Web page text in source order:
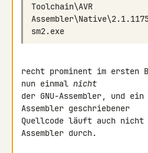
Toolchain\AVR
recht prominent im ersten
nun einmal nicht
der GNU-Assembler, und
Assembler geschriebener
Quellcode läuft auch nicht
Assembler durch.